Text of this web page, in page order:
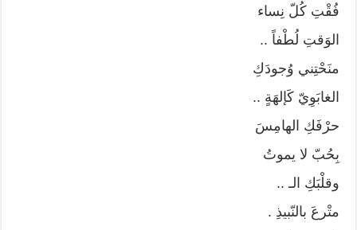
فُقْتِ كُلّ نِساء
الوَقتِ لُطْفاً ..
منَحْتِني وُجودَكِ
الغابَوِيّ كَإلهَةٍ ..
حرْفَكِ الهامِسَ
بِحُبّ لا يموتُ
وقلْبَكِ الـ ..
متْرعَ بالنّبيذِ .